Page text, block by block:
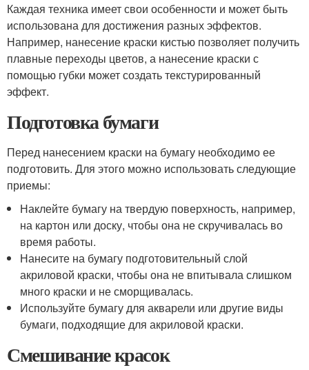
Каждая техника имеет свои особенности и может быть
использована для достижения разных эффектов.
Например, нанесение краски кистью позволяет получить
плавные переходы цветов, а нанесение краски с
помощью губки может создать текстурированный
эффект.
Подготовка бумаги
Перед нанесением краски на бумагу необходимо ее
подготовить. Для этого можно использовать следующие
приемы:
Наклейте бумагу на твердую поверхность, например,
на картон или доску, чтобы она не скручивалась во
время работы.
Нанесите на бумагу подготовительный слой
акриловой краски, чтобы она не впитывала слишком
много краски и не сморщивалась.
Используйте бумагу для акварели или другие виды
бумаги, подходящие для акриловой краски.
Смешивание красок